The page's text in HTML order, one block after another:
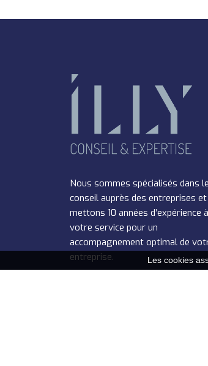
Nous sommes spécialisés dans le
conseil auprès des entreprises et
mettons 10 années d’expérience à
votre service pour un
accompagnement optimal de
entreprise.
Les cookies